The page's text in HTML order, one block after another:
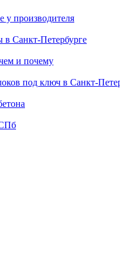
у производителя
Санкт-Петербурге
и почему
под ключ в Санкт-